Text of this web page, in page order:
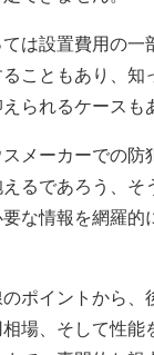
は設置費用の一
こともあり、知
られるケースも
メーカーでの防
るであろう、そ
な情報を網羅的
ポイントから、
場、そして性能